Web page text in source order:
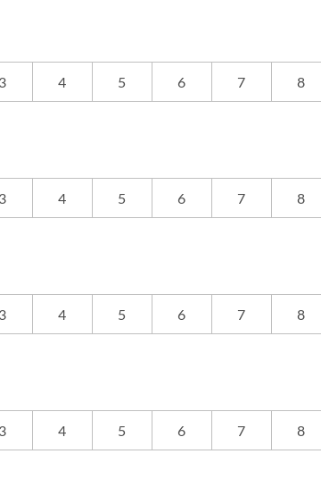
3 4 5 6 7 8
3 4 5 6 7 8
3 4 5 6 7 8
3 4 5 6 7 8